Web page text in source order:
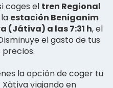
coges el tren Regional
estación Beniganim
(Játiva) a las 7:31 h, el
el gasto de tus
la opción de coger tu
viajando en